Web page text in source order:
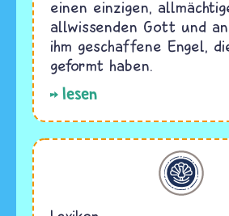
einen einzigen,
allwissenden Gott und
ihm geschaffene Engel,
geformt haben.
lesen
Jesidentum